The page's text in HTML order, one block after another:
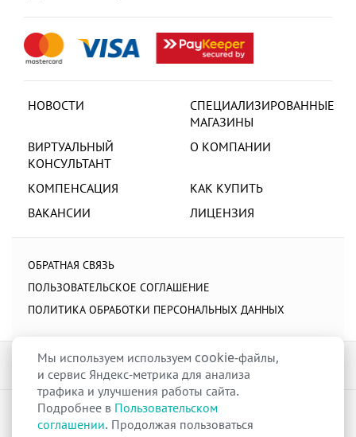
НОВОСТИ
СПЕЦИАЛИЗИРОВАННЫЕ
МАГАЗИНЫ
ВИРТУАЛЬНЫЙ
КОНСУЛЬТАНТ
О КОМПАНИИ
КОМПЕНСАЦИЯ
КАК КУПИТЬ
ВАКАНСИИ
ЛИЦЕНЗИЯ
ОБРАТНАЯ СВЯЗЬ
ПОЛЬЗОВАТЕЛЬСКОЕ СОГЛАШЕНИЕ
ПОЛИТИКА ОБРАБОТКИ ПЕРСОНАЛЬНЫХ ДАННЫХ
raduga-ural.ru ©
Группа компаний Радуга
ЛицензияЛ042-00110-77/00263680 от 07 декабря 2017 г.
Мы используем используем cookie-файлы,
и сервис Яндекс-метрика для анализа
трафика и улучшения работы сайта.
Подробнее в Пользовательском
соглашении. Продолжая пользоваться